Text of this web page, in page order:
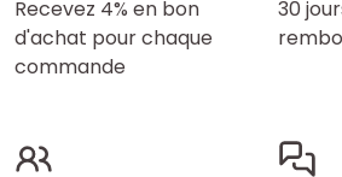
Recevez 4% en bon
d'achat pour chaque
commande
30